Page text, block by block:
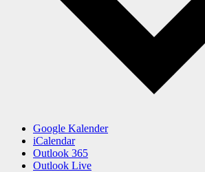
Google Kalender
iCalendar
Outlook 365
Outlook Live